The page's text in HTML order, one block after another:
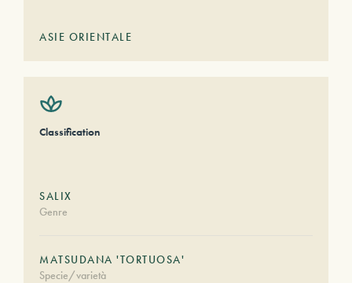
ASIE ORIENTALE
Classification
SALIX
Genre
MATSUDANA 'TORTUOSA'
Specie/varietà